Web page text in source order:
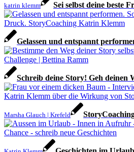
katrin klemm Sei selbst deine beste
Gelassen und entspannt
Schreib deine Story! Geh deinen
Marsha Glauch | Krefeld